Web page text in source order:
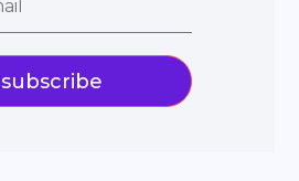
subscribe